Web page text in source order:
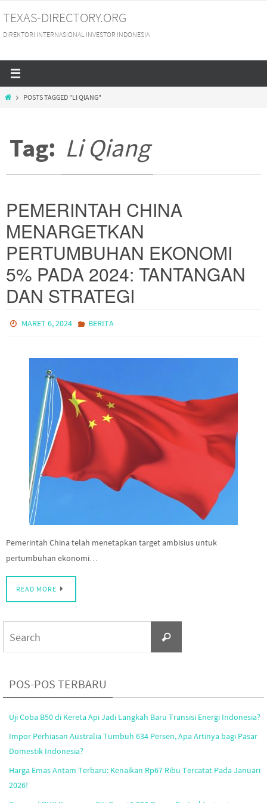
to
content
TEXAS-DIRECTORY.ORG
DIREKTORI INTERNASIONAL INVESTOR INDONESIA
HOMEPOSTS TAGGED "LI QIANG"
Tag: Li Qiang
PEMERINTAH CHINA
MENARGETKAN
PERTUMBUHAN EKONOMI
5% PADA 2024: TANTANGAN
DAN STRATEGI
MARET 6, 2024 BERITA
Pemerintah China telah menetapkan target ambisius untuk
pertumbuhan ekonomi…
READ MORE
Search
POS-POS TERBARU
Uji Coba B50 di Kereta Api Jadi Langkah Baru Transisi Energi Indonesia?
Impor Perhiasan Australia Tumbuh 634 Persen, Apa Artinya bagi Pasar
Domestik Indonesia?
Harga Emas Antam Terbaru: Kenaikan Rp67 Ribu Tercatat Pada Januari
2026!